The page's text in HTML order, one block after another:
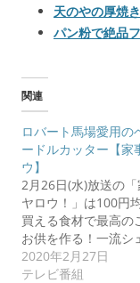
天のやの厚焼
パン粉で絶品
関連
ロバート馬場愛用の
ードルカッター【家
ウ】
2月26日(水)放送の
ヤロウ！」は100円
買える食材で最高の
お供を作る！一流シ
2020年2月27日
テレビ番組